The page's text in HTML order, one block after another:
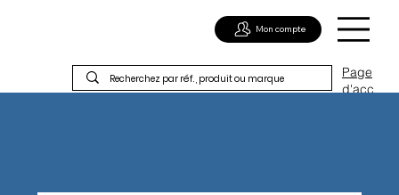
Page
d'acc
Mon compte